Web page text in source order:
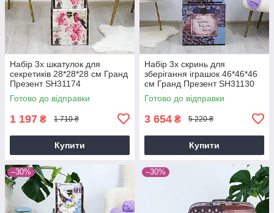
Набір 3х шкатулок для
секретиків 28*28*28 см Гранд
Презент SH31174
Готово до відправки
1 197 ₴ 1 710 ₴
Купити
Набір 3х скринь для
зберігання іграшок 46*46*46
см Гранд Презент SH31130
Готово до відправки
3 654 ₴ 5 220 ₴
Купити
–30% –30%